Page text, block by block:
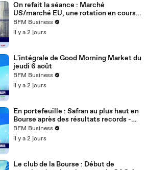
On refait la séance : Marché
US/marché EU, une rotation en cours ?
- 06/08
BFM Business
il y a 2 jours
L'intégrale de Good Morning Market du
jeudi 6 août
BFM Business
il y a 2 jours
En portefeuille : Safran au plus haut en
Bourse après des résultats records -
06/08
BFM Business
il y a 2 jours
Le club de la Bourse : Début de